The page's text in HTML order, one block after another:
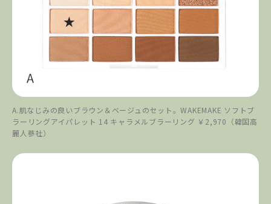
A.肌なじみの良いブラウン＆ベージュのセット。WAKEMAKE ソフトブ
ラーリングアイパレット 14 キャラメルブラーリング ￥2,970（韓国高
麗人蔘社）